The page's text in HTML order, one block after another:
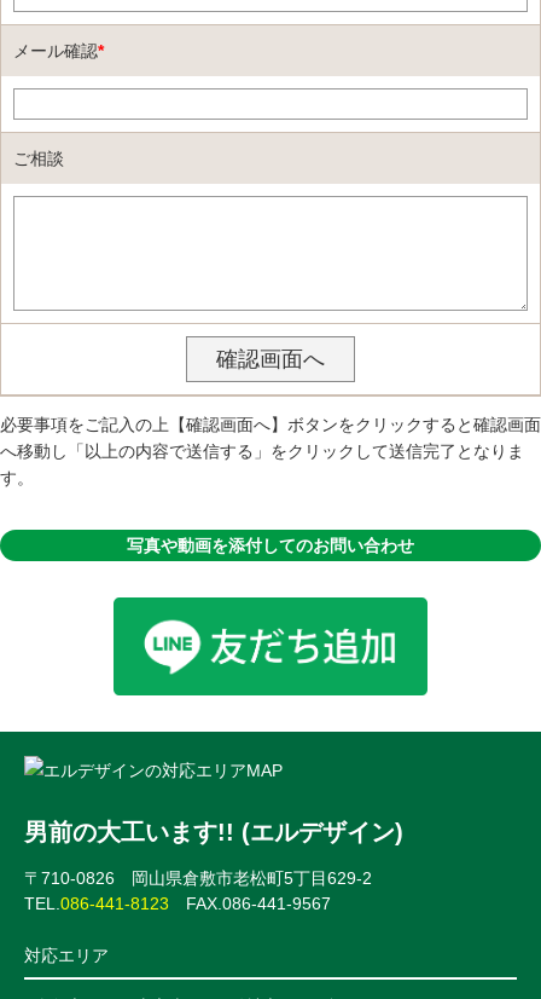
メール確認*
ご相談
必要事項をご記入の上【確認画面へ】ボタンをクリックすると確認画面
へ移動し「以上の内容で送信する」をクリックして送信完了となりま
す。
写真や動画を添付してのお問い合わせ
男前の大工います!! (エルデザイン)
〒710-0826 岡山県倉敷市老松町5丁目629-2
TEL. 086-441-8123 FAX.086-441-9567
対応エリア